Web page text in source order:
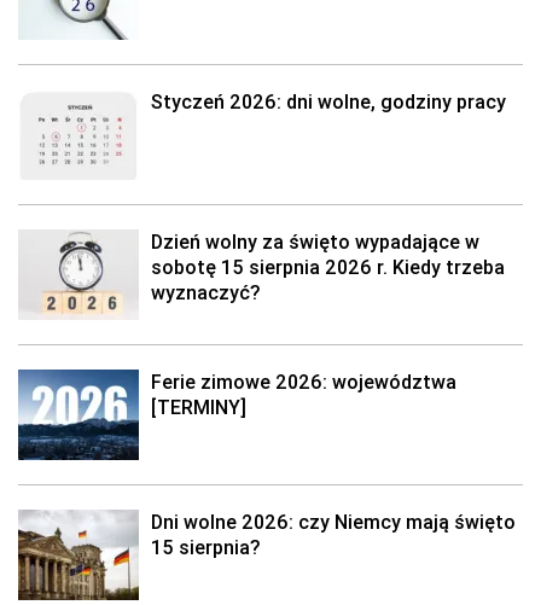
Styczeń 2026: dni wolne, godziny pracy
Dzień wolny za święto wypadające w
sobotę 15 sierpnia 2026 r. Kiedy trzeba
wyznaczyć?
Ferie zimowe 2026: województwa
[TERMINY]
Dni wolne 2026: czy Niemcy mają święto
15 sierpnia?